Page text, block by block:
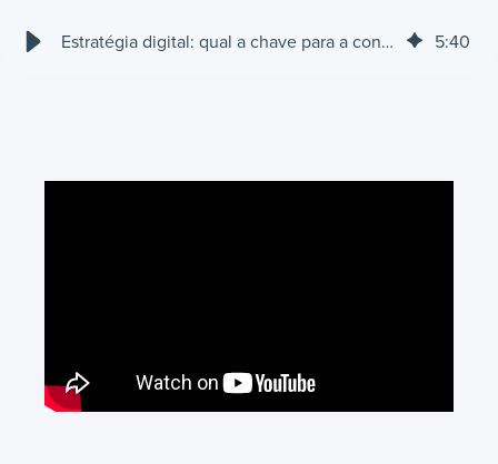
Estratégia digital: qual a chave para a construção de autoridade? 5:40